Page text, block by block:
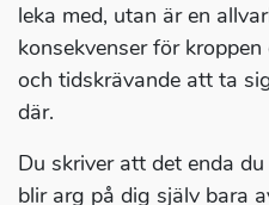
leka med, utan är en
konsekvenser för
och tidskrävande att ta
där.
Du skriver att det enda
blir arg på dig själv bara